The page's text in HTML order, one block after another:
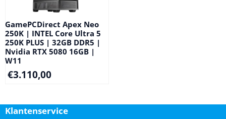
GamePCDirect Apex Neo
250K | INTEL Core Ultra 5
250K PLUS | 32GB DDR5 |
Nvidia RTX 5080 16GB |
W11
€3.110,00
Klantenservice